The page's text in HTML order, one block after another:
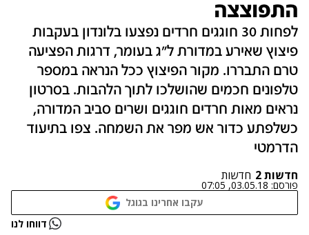
התפוצצה
לפחות 30 חוגגים חרדים נפצעו בלונדון בעקבות
פיצוץ שאירע במדורת ל"ג בעומר, דרגות הפציעה
טרם התבררו. מקור הפיצוץ ככל הנראה במספר
טלפונים חכמים שהושלכו לתוך הלהבות. בסרטון
נראים מאות חרדים חוגגים ושרים סביב המדורה,
כשלפתע כדור אש מפר את השמחה. צפו בתיעוד
הדרמטי
חדשות 2 חדשות
פורסם: 03.05.18, 07:05
עקבו אחרינו בגוגל
נתקלנו בבעיה דווחו לנו